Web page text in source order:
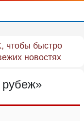
чтобы быстро
новостях